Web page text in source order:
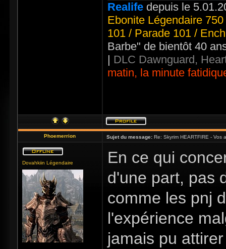
Realife depuis le
Ebonite Légendaire
101 / Parade 101 /
Barbe" de bientôt 40
| DLC Dawnguard,
matin, la minute
Phoemerrion Sujet du message: Re: Skyrim HEARTFIRE - Vos
Dovahkiin Légendaire
En ce qui
d'une part, pas
comme les pnj
l'expérience
jamais pu